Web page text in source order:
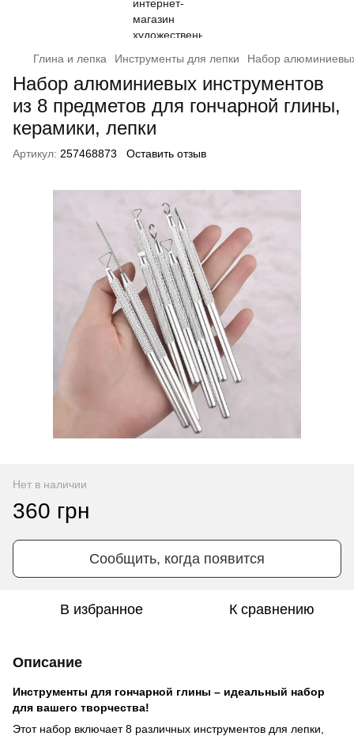
Глина и лепка Инструменты для лепки Набор
Набор алюминиевых инструментов
из 8 предметов для гончарной глины,
керамики, лепки
Артикул: 257468873 Оставить отзыв
Нет в наличии
360 грн
Сообщить, когда появится
В избранное К сравнению
Описание
Инструменты для гончарной глины – идеальный набор
для вашего творчества!
Этот набор включает 8 различных инструментов для лепки,